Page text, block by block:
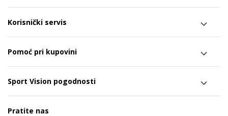
Korisnički servis
Pomoć pri kupovini
Sport Vision pogodnosti
Pratite nas